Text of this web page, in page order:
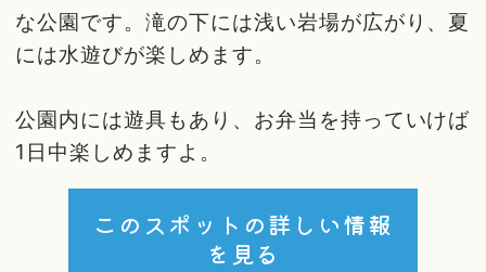
な公園です。滝の下には浅い岩場が広がり、夏
には水遊びが楽しめます。
公園内には遊具もあり、お弁当を持っていけば
1日中楽しめますよ。
このスポットの詳しい情報
を見る